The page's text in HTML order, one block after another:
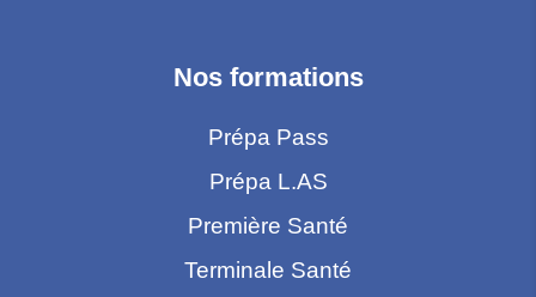
Nos formations
Prépa Pass
Prépa L.AS
Première Santé
Terminale Santé